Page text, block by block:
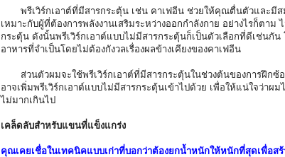
พรีเวิร์กเอาต์ที่มีสารกระตุ้น เช่น คาเฟอีน ช่วยให้คุณตื่นตัวและมีส
เหมาะกับผู้ที่ต้องการพลังงานเสริมระหว่างออกกำลังกาย อย่างไรก็ตา
กระตุ้น ดังนั้นพรีเวิร์กเอาต์แบบไม่มีสารกระตุ้นก็เป็นตัวเลือกที่ดีเช่นกั
อาหารที่จำเป็นโดยไม่ต้องกังวลเรื่องผลข้างเคียงของคาเฟอีน
ส่วนตัวผมจะใช้พรีเวิร์กเอาต์ที่มีสารกระตุ้นในช่วงต้นของการฝึกซ้
อาจเพิ่มพรีเวิร์กเอาต์แบบไม่มีสารกระตุ้นเข้าไปด้วย เพื่อให้แน่ใจว่าผ
ไม่มากเกินไป
เคล็ดลับสำหรับแขนที่แข็งแกร่ง
คุณเคยเชื่อในเทคนิคแบบเก่าที่บอกว่าต้องยกน้ำหนักให้หนักที่สุดเพื่อส